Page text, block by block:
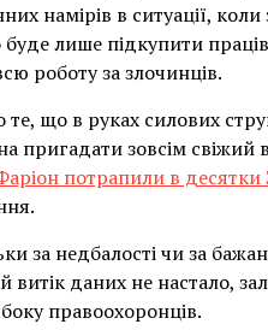
намірів в ситуації,
буде лише підкупити
роботу за злочинців.
що в руках силових
пригадати зовсім свіжий
потрапили в десятки
за недбалості чи за
даних не настало,
правоохоронців.